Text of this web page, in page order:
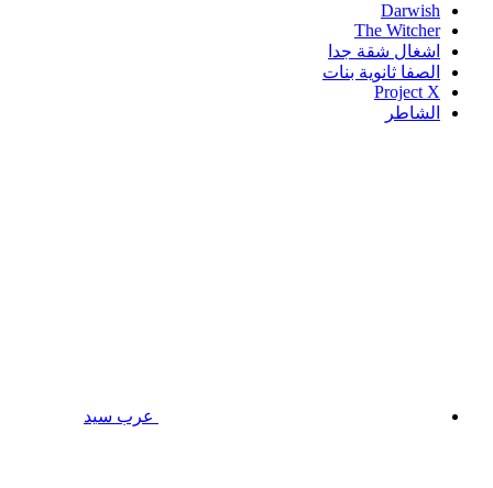
Darwish
The Witcher
اشغال شقة جدا
الصفا ثانوية بنات
Project X
الشاطر
عرب سيد